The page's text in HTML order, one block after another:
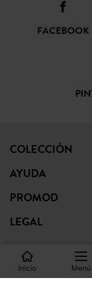
Inicio Menú
FACEBOOK
COLECCIÓN
AYUDA
PROMOD
LEGAL